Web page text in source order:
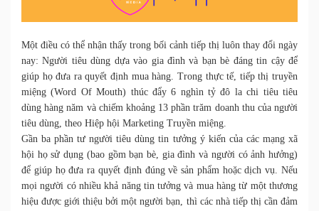
Một điều có thể nhận thấy trong bối cảnh tiếp thị luôn thay đổi ngày
nay: Người tiêu dùng dựa vào gia đình và bạn bè đáng tin cậy để
giúp họ đưa ra quyết định mua hàng. Trong thực tế, tiếp thị truyền
miệng (Word Of Mouth) thúc đẩy 6 nghìn tỷ đô la chi tiêu tiêu
dùng hàng năm và chiếm khoảng 13 phần trăm doanh thu của người
tiêu dùng, theo Hiệp hội Marketing Truyền miệng.
Gần ba phần tư người tiêu dùng tin tưởng ý kiến của các mạng xã
hội họ sử dụng (bao gồm bạn bè, gia đình và người có ảnh hưởng)
để giúp họ đưa ra quyết định đúng về sản phẩm hoặc dịch vụ. Nếu
mọi người có nhiều khả năng tin tưởng và mua hàng từ một thương
hiệu được giới thiệu bởi một người bạn, thì các nhà tiếp thị cần đảm